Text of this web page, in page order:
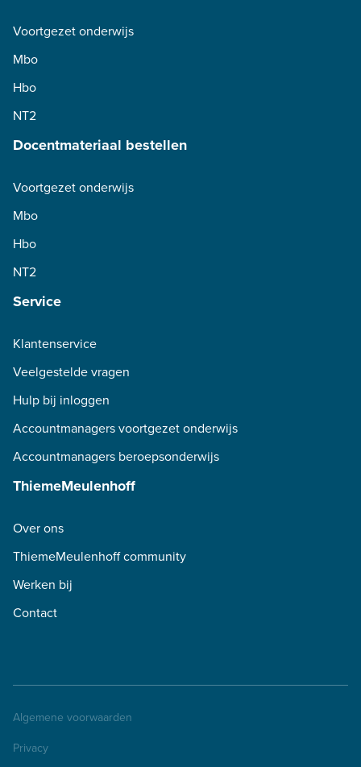
Voortgezet onderwijs
Mbo
Hbo
NT2
Docentmateriaal bestellen
Voortgezet onderwijs
Mbo
Hbo
NT2
Service
Klantenservice
Veelgestelde vragen
Hulp bij inloggen
Accountmanagers voortgezet onderwijs
Accountmanagers beroepsonderwijs
ThiemeMeulenhoff
Over ons
ThiemeMeulenhoff community
Werken bij
Contact
Algemene voorwaarden
Privacy